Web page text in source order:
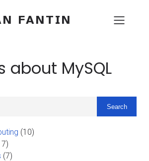
FANTIN
about MySQL
Search
(10)
(7)